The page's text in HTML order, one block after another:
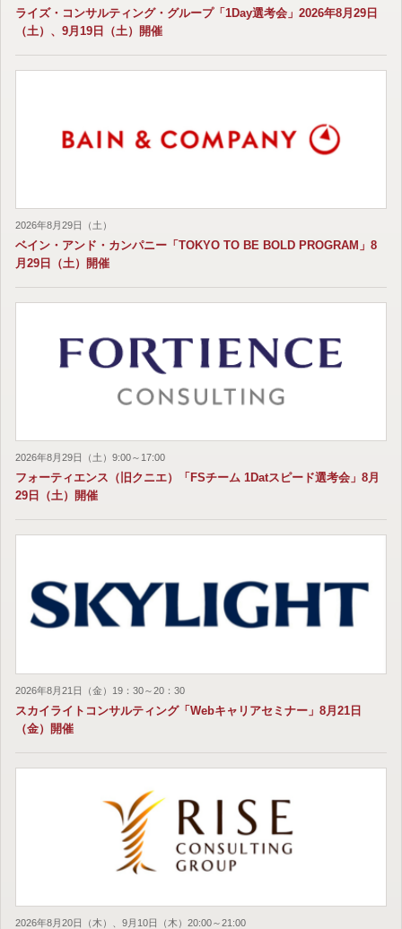
ライズ・コンサルティング・グループ「1Day選考会」2026年8月29日
（土）、9月19日（土）開催
2026年8月29日（土）
ベイン・アンド・カンパニー「TOKYO TO BE BOLD PROGRAM」8
月29日（土）開催
2026年8月29日（土）9:00～17:00
フォーティエンス（旧クニエ）「FSチーム 1Datスピード選考会」8月
29日（土）開催
2026年8月21日（金）19：30～20：30
スカイライトコンサルティング「Webキャリアセミナー」8月21日
（金）開催
2026年8月20日（木）、9月10日（木）20:00～21:00